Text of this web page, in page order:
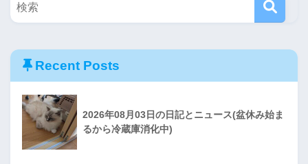
Recent Posts
2026年08月03日の日記とニュース(盆休み始ま
るから冷蔵庫消化中)